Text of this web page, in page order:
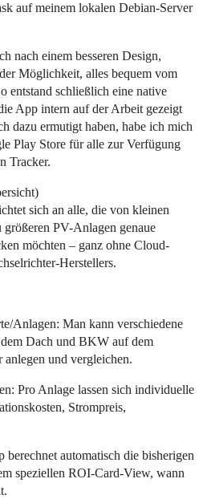
auf meinem lokalen Debian-Server
nach einem besseren Design,
Möglichkeit, alles bequem vom
entstand schließlich eine native
App intern auf der Arbeit gezeigt
dazu ermutigt haben, habe ich mich
Play Store für alle zur Verfügung
Tracker.
sich an alle, die von kleinen
PV-Anlagen genaue
möchten – ganz ohne Cloud-
Herstellers.
Anlagen: Man kann verschiedene
Dach und BKW auf dem
und vergleichen.
Pro Anlage lassen sich individuelle
Strompreis,
automatisch die bisherigen
speziellen ROI-Card-View, wann